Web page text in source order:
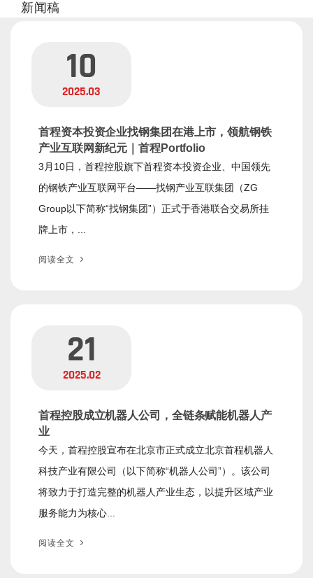
新闻稿
10
2025.03
首程资本投资企业找钢集团在港上市，领航钢铁
产业互联网新纪元｜首程Portfolio
3月10日，首程控股旗下首程资本投资企业、中国领先
的钢铁产业互联网平台——找钢产业互联集团（ZG
Group以下简称“找钢集团”）正式于香港联合交易所挂
牌上市，...
阅读全文
21
2025.02
首程控股成立机器人公司，全链条赋能机器人产
业
今天，首程控股宣布在北京市正式成立北京首程机器人
科技产业有限公司（以下简称“机器人公司”）。该公司
将致力于打造完整的机器人产业生态，以提升区域产业
服务能力为核心...
阅读全文